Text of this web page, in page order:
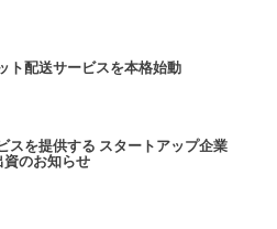
ト配送サービスを本格始動
スを提供する スタートアップ企業
のお知らせ